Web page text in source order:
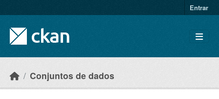
Entrar
Conjuntos de dados